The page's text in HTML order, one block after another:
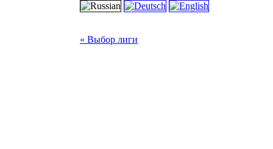
« Выбор лиги